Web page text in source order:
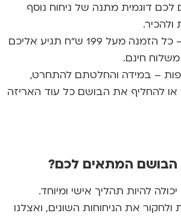
לכם דוגמית מתנה של ניחוח נוסף
– כל הזמנה מעל 199 ש"ח תגיע אליכם
חינם.
– במידה והחלטתם להתחרט,
או להחליף את הבושם כל עוד האריזה
הבושם המתאים לכם?
להיות תהליך אישי ומיוחד.
את הניחוחות השונים, ואצלנו